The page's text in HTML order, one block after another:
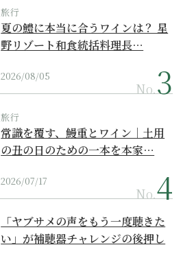
旅行
夏の鱧に本当に合うワインは？ 星
野リゾート和食統括料理長…
2026/08/05
No.
旅行
常識を覆す、鰻重とワイン｜土用
の丑の日のための一本を本家…
2026/07/17
No.
「ヤブサメの声をもう一度聴きた
い」が補聴器チャレンジの後押し